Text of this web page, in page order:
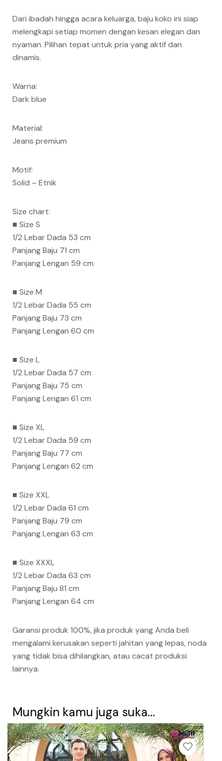
Dari ibadah hingga acara keluarga, baju koko ini siap
melengkapi setiap momen dengan kesan elegan dan
nyaman. Pilihan tepat untuk pria yang aktif dan
dinamis.
Warna:
Dark blue
Material:
Jeans premium
Motif:
Solid – Etnik
Size chart:
■ Size S
1/2 Lebar Dada 53 cm
Panjang Baju 71 cm
Panjang Lengan 59 cm
■ Size M
1/2 Lebar Dada 55 cm
Panjang Baju 73 cm
Panjang Lengan 60 cm
■ Size L
1/2 Lebar Dada 57 cm
Panjang Baju 75 cm
Panjang Lengan 61 cm
■ Size XL
1/2 Lebar Dada 59 cm
Panjang Baju 77 cm
Panjang Lengan 62 cm
■ Size XXL
1/2 Lebar Dada 61 cm
Panjang Baju 79 cm
Panjang Lengan 63 cm
■ Size XXXL
1/2 Lebar Dada 63 cm
Panjang Baju 81 cm
Panjang Lengan 64 cm
Garansi produk 100%, jika produk yang Anda beli
mengalami kerusakan seperti jahitan yang lepas, noda
yang tidak bisa dihilangkan, atau cacat produksi
lainnya.
Mungkin kamu juga suka...